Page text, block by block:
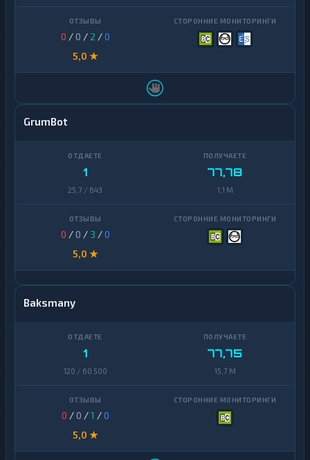
0 / 0 / 2 /0
5,0 ★
GrumBot
1
25,7 / 643
77,78
1,1 M
0 / 0 / 3 /0
5,0 ★
Baksmany
1
120 / 60 500
77,75
15,7 M
0 / 0 /1 /0
5,0 ★